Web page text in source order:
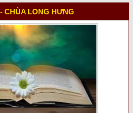
CHÙA LONG HƯNG